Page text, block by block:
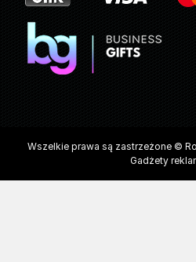
Wszelkie prawa są zastrzeżone ©
Gadżety